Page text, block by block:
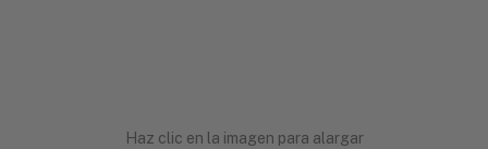
Haz clic en la imagen para alargar